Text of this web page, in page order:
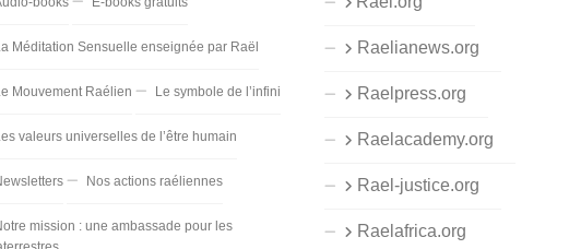
Méditation Sensuelle enseignée par Raël
Mouvement Raélien Le symbole de l’infini
valeurs universelles de l’être humain
Nos actions raéliennes
mission : une ambassade pour les
Raelianews.org
Raelpress.org
Raelacademy.org
Rael-justice.org
Raelafrica.org